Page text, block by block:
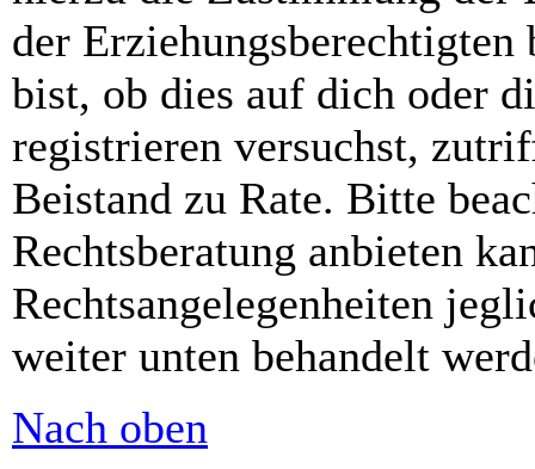
der
bist, ob dies auf dich oder
registrieren versuchst,
Beistand zu Rate. Bitte
Rechtsberatung anbieten
Rechtsangelegenheiten
weiter unten behandelt
Nach oben